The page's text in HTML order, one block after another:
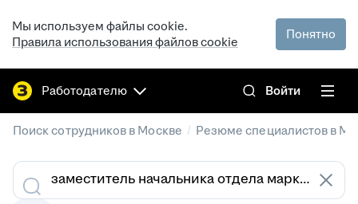
Мы используем файлы cookie.
Правила использования файлов cookie
Понятно
Работодателю Войти
Поиск сотрудников в Москве / Резюме специалистов в